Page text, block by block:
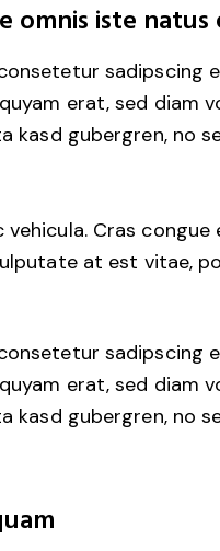
omnis iste natus
sadipscing
erat, sed diam
kasd gubergren, no
Cras
at est vitae,
sadipscing
erat, sed diam
kasd gubergren, no